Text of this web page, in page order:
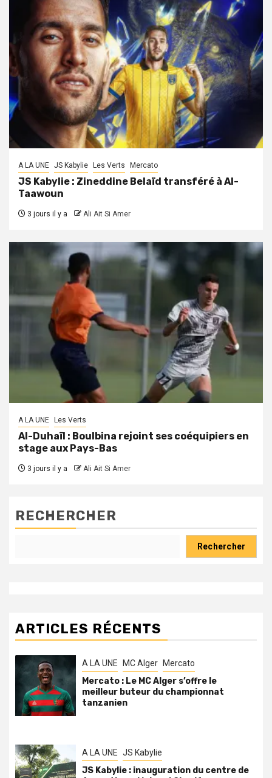
A LA UNE JS Kabylie Les Verts Mercato
JS Kabylie : Zineddine Belaïd transféré à Al-
Taawoun
3 jours il y a Ali Ait Si Amer
A LA UNE Les Verts
Al-Duhaïl : Boulbina rejoint ses coéquipiers en
stage aux Pays-Bas
3 jours il y a Ali Ait Si Amer
RECHERCHER
Rechercher
ARTICLES RÉCENTS
A LA UNE MC Alger Mercato
Mercato : Le MC Alger s’offre le
meilleur buteur du championnat
tanzanien
A LA UNE JS Kabylie
JS Kabylie : inauguration du centre de